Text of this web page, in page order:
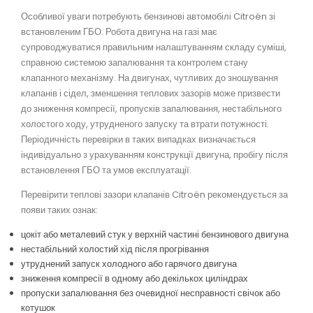
Особливої уваги потребують бензинові автомобілі Citroën зі
встановленим ГБО. Робота двигуна на газі має
супроводжуватися правильним налаштуванням складу суміші,
справною системою запалювання та контролем стану
клапанного механізму. На двигунах, чутливих до зношування
клапанів і сідел, зменшення теплових зазорів може призвести
до зниження компресії, пропусків запалювання, нестабільного
холостого ходу, утрудненого запуску та втрати потужності.
Періодичність перевірки в таких випадках визначається
індивідуально з урахуванням конструкції двигуна, пробігу після
встановлення ГБО та умов експлуатації.
Перевірити теплові зазори клапанів Citroën рекомендується за
появи таких ознак:
цокіт або металевий стук у верхній частині бензинового двигуна
нестабільний холостий хід після прогрівання
утруднений запуск холодного або гарячого двигуна
зниження компресії в одному або декількох циліндрах
пропуски запалювання без очевидної несправності свічок або
котушок